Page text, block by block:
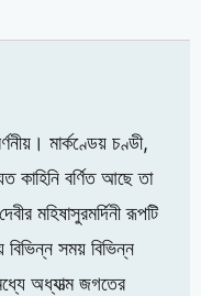
মার্কণ্ডেয় চণ্ডী,
কাহিনি বর্ণিত আছে তা
মহিষাসুরমর্দিনী রূপটি
বিভিন্ন সময় বিভিন্ন
অধ্যাত্ম জগতের